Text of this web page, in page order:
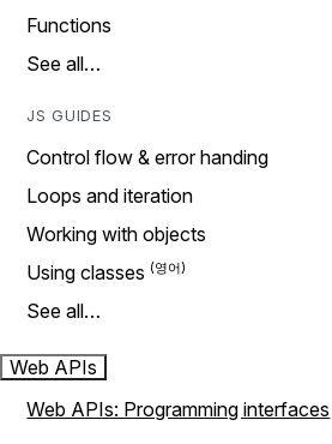
Functions
See all…
JS GUIDES
Control flow & error handing
Loops and iteration
Working with objects
Using classes
See all…
Web APIs
Web APIs: Programming interfaces